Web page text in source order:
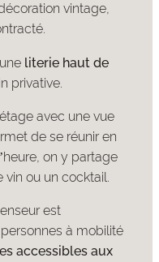
vintage,
literie haut de
privative.
avec une vue
de se réunir en
on y partage
ou un cocktail.
est
à mobilité
accessibles aux